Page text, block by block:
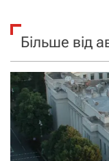
Більше від